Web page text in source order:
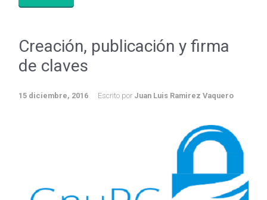
Creación, publicación y firma
de claves
15 diciembre, 2016 Escrito por Juan Luis Ramirez Vaquero